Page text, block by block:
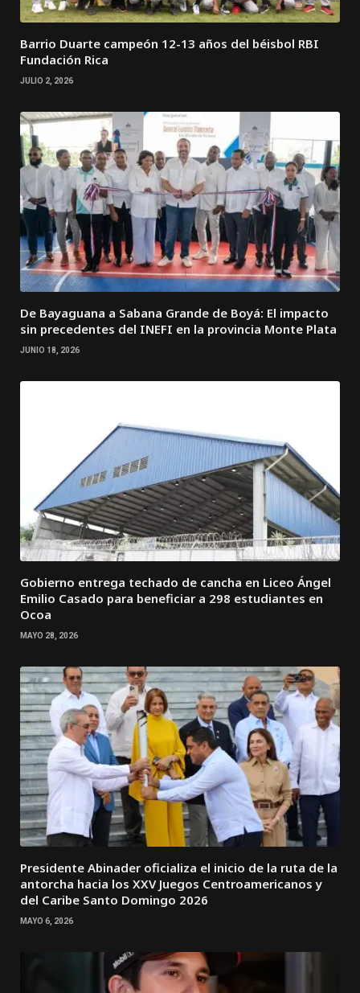
Barrio Duarte campeón 12-13 años del béisbol RBI
Fundación Rica
JULIO 2, 2026
De Bayaguana a Sabana Grande de Boyá: El impacto
sin precedentes del INEFI en la provincia Monte Plata
JUNIO 18, 2026
Gobierno entrega techado de cancha en Liceo Ángel
Emilio Casado para beneficiar a 298 estudiantes en
Ocoa
MAYO 28, 2026
Presidente Abinader oficializa el inicio de la ruta de la
antorcha hacia los XXV Juegos Centroamericanos y
del Caribe Santo Domingo 2026
MAYO 6, 2026